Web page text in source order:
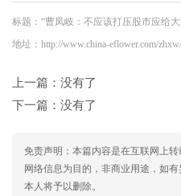
标题：“曹凤岐：不应该打压股市应给
地址：http://www.china-eflower.com/
上一篇：没有了
下一篇：没有了
免责声明：本篇内容是在互联网上
网络信息为目的，非商业用途，如有
本人将予以删除。